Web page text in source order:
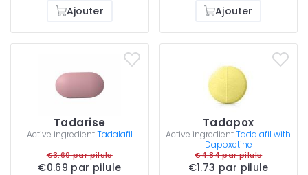
Ajouter
Ajouter
Tadarise
Active ingredientTadalafil
€3.69 par pilule
€0.69 par pilule
Tadapox
Active ingredientTadalafil with
Dapoxetine
€4.84 par pilule
€1.73 par pilule